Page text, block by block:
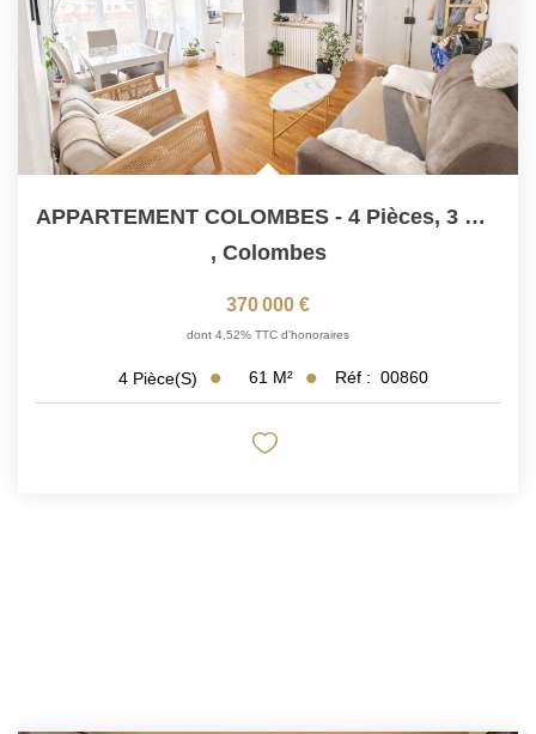
APPARTEMENT COLOMBES - 4 Pièces, 3 Chambres
, Colombes
370 000 €
dont 4,52% TTC d'honoraires
4 Pièce(s) 61 M² Réf : 00860